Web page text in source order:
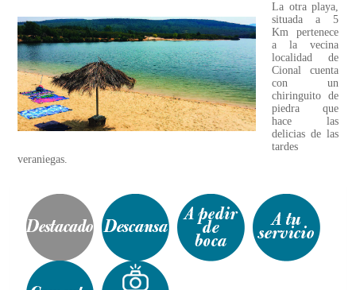
La otra playa,
situada a 5
Km pertenece
a la vecina
localidad de
Cional cuenta
con un
chiringuito de
piedra que
hace las
delicias de las
tardes
veraniegas.